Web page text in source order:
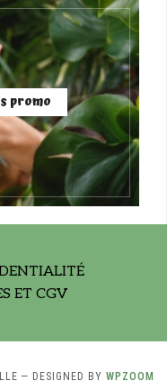
promo
ET CGV
— DESIGNED BY WPZOOM